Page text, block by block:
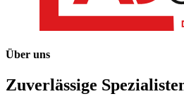
Über uns
Zuverlässige